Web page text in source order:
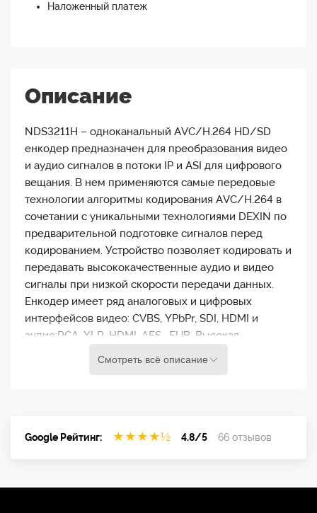
Наложенный платеж
Описание
NDS3211H – одноканальный AVC/H.264 HD/SD
енкодер предназначен для преобразования видео
и аудио сигналов в потоки IP и ASI для цифрового
вещания. В нем применяются самые передовые
технологии алгоритмы кодирования AVC/H.264 в
сочетании с уникальными технологиями DEXIN по
предварительной подготовке сигналов перед
кодированием. Устройство позволяет кодировать и
передавать высококачественные аудио и видео
сигналы при низкой скорости передачи данных.
Енкодер имеет ряд аналоговых и цифровых
интерфейсов видео: CVBS, YPbPr, SDI, HDMI и
аудио:RCA, XLR, HDMI, AES , EUB. Высокая
input, BNC interfaceHD/SD-SDI, BNC interfaceHDMI
interfaceAES / EBU digital audio, XLR
Смотреть всё описание
Google Рейтинг: ★ ★ ★ ★½ 4.8/5 66 отзывов